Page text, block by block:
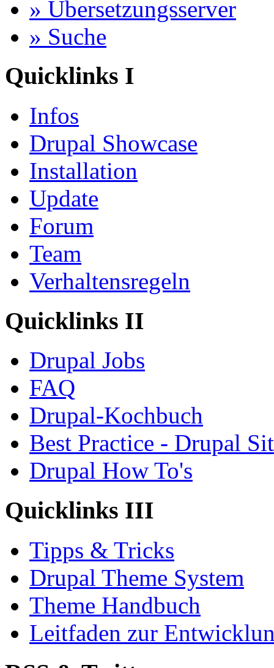
» Übersetzungsserver
» Suche
Quicklinks I
Infos
Drupal Showcase
Installation
Update
Forum
Team
Verhaltensregeln
Quicklinks II
Drupal Jobs
FAQ
Drupal-Kochbuch
Best Practice - Drupal
Drupal How To's
Quicklinks III
Tipps & Tricks
Drupal Theme System
Theme Handbuch
Leitfaden zur